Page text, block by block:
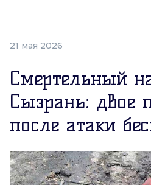
21 мая 2026
Смертельный
Сызрань: двое
после атаки